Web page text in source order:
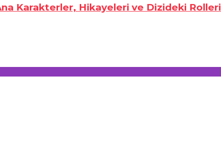
Karakterler, Hikayeleri ve Dizideki Rolleri